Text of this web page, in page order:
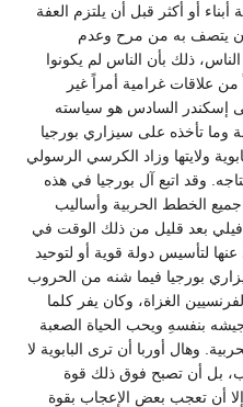
أو أكثر قبل أن يلتزم العفة
يتصف به من مرح وعدم
ذلك بأن الناس لم يكونوا
علاقات غرامية أمراً غير
إسكندر السادس هو سياسته
وما تأخذه على سيزاري بورجيا
ولايتها وزاد الكرسي الرسولي
وقد اتبع آل بورجيا في هذه
الخطط الحربية وأساليب
بعد قليل من ذلك الوقت في
لا غنى عنها لتأسيس دولة قوية أو لتوحيد
بورجيا فيما شنه من الحروب
الغزاة، وكان يفر كلما
بنفسهِ ويحب الحياة الصعبة
وهال أوربا أن ترى البابوية لا
بل أن تصبح فوق ذلك قوة
أن تعجب بعض الإعجاب بقوة